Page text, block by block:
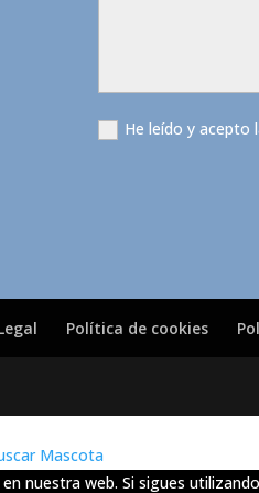
He leído y acepto
Política de cookies
Mascota
nuestra web. Si sigues